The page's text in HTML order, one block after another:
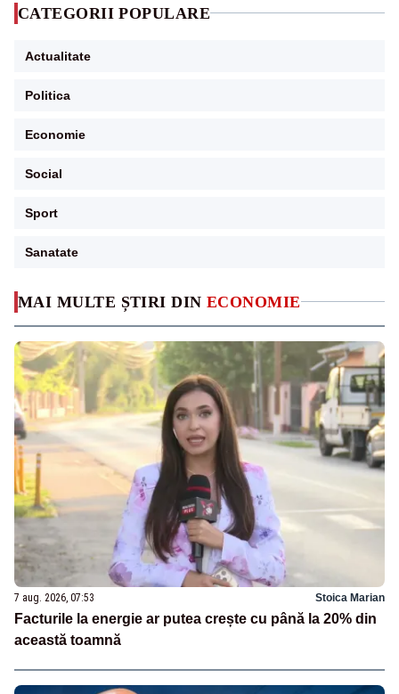
MAI MULTE ȘTIRI DIN ECONOMIE
7 aug. 2026, 07:53 Stoica Marian
Facturile la energie ar putea crește cu până la 20% din
această toamnă
CATEGORII POPULARE
Actualitate
Politica
Economie
Social
Sport
Sanatate